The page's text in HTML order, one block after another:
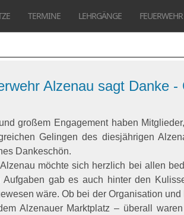
TERMINE LEHRGÄNGE FEUERWEHR
Alzenau sagt Danke
großem Engagement haben Mitglieder,
Gelingen des diesjährigen
Dankeschön.
möchte sich herzlich bei allen
Aufgaben gab es auch hinter den
wäre. Ob bei der Organisation
Alzenauer Marktplatz – überall